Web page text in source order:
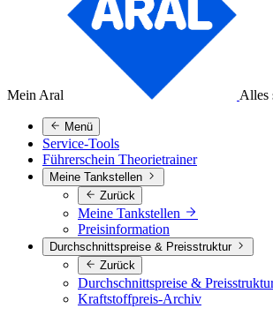
Mein Aral Alles
Menü
Service-Tools
Führerschein Theorietrainer
Meine Tankstellen
Zurück
Meine Tankstellen
Preisinformation
Durchschnittspreise & Preisstruktur
Zurück
Durchschnittspreise &
Kraftstoffpreis-Archiv